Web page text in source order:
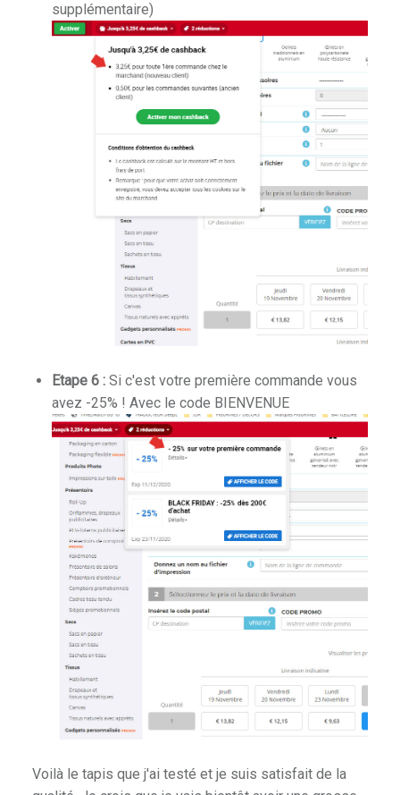
supplémentaire)
Etape 6 :Si c'est votre première commande vous
avez -25% ! Avec le code BIENVENUE
Voilà le tapis que j'ai testé et je suis satisfait de la